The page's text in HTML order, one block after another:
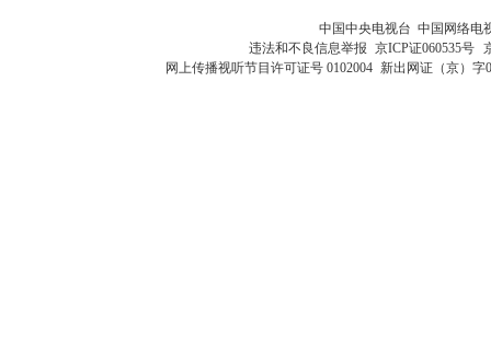
中国中央电视台 中国网络电
违法和不良信息举报 京ICP证060535号
网上传播视听节目许可证号 0102004 新出网证（京）